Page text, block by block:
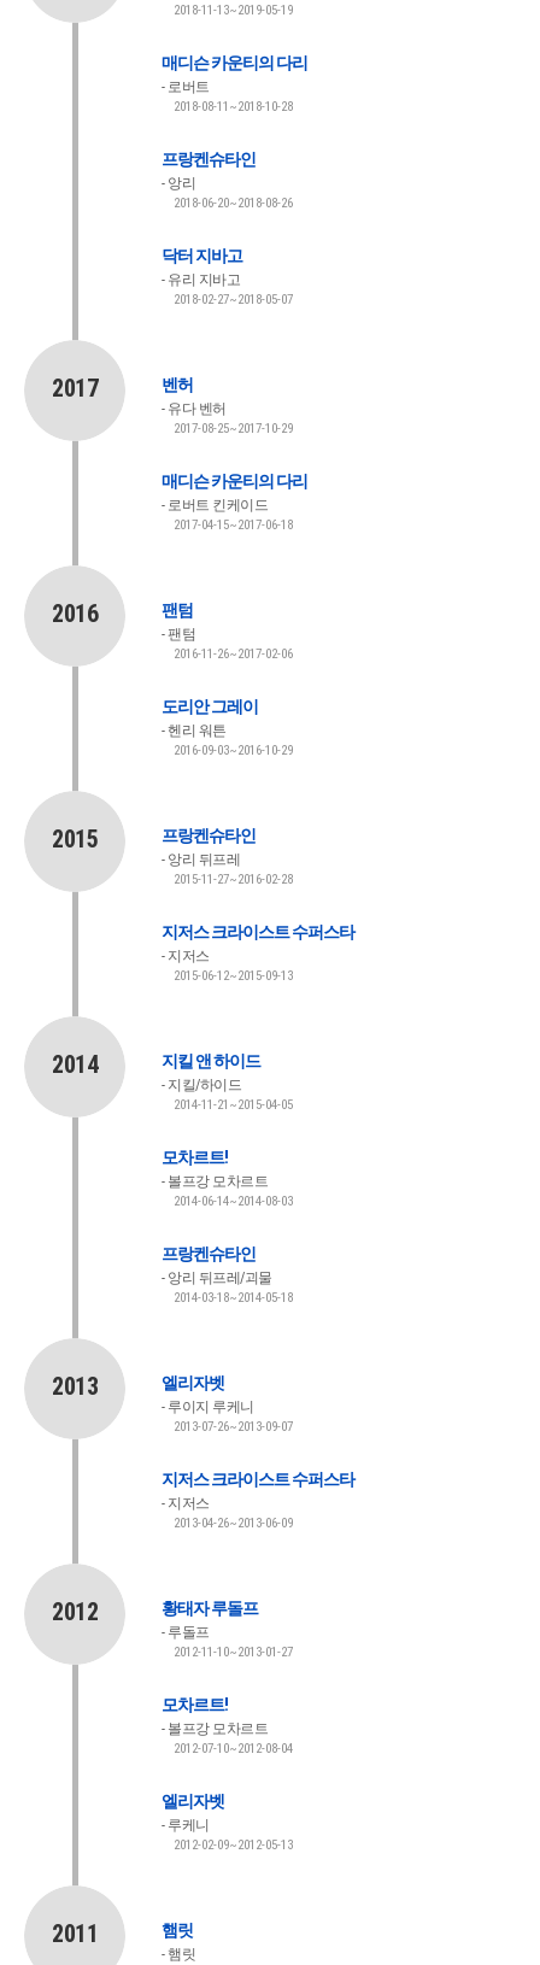
2018-11-13~2019-05-19
매디슨 카운티의 다리
로버트
2018-08-11~2018-10-28
프랑켄슈타인
앙리
2018-06-20~2018-08-26
닥터 지바고
유리 지바고
2018-02-27~2018-05-07
2017 벤허
유다 벤허
2017-08-25~2017-10-29
매디슨 카운티의 다리
로버트 킨케이드
2017-04-15~2017-06-18
2016 팬텀
팬텀
2016-11-26~2017-02-06
도리안 그레이
헨리 워튼
2016-09-03~2016-10-29
2015 프랑켄슈타인
앙리 뒤프레
2015-11-27~2016-02-28
지저스 크라이스트 수퍼스타
지저스
2015-06-12~2015-09-13
2014 지킬 앤 하이드
지킬/하이드
2014-11-21~2015-04-05
모차르트!
볼프강 모차르트
2014-06-14~2014-08-03
프랑켄슈타인
앙리 뒤프레/괴물
2014-03-18~2014-05-18
2013 엘리자벳
루이지 루케니
2013-07-26~2013-09-07
지저스 크라이스트 수퍼스타
지저스
2013-04-26~2013-06-09
2012 황태자 루돌프
루돌프
2012-11-10~2013-01-27
모차르트!
볼프강 모차르트
2012-07-10~2012-08-04
엘리자벳
루케니
2012-02-09~2012-05-13
2011 햄릿
햄릿